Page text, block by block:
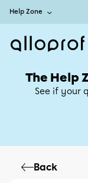
Help Zone
The Help
See if your
Back